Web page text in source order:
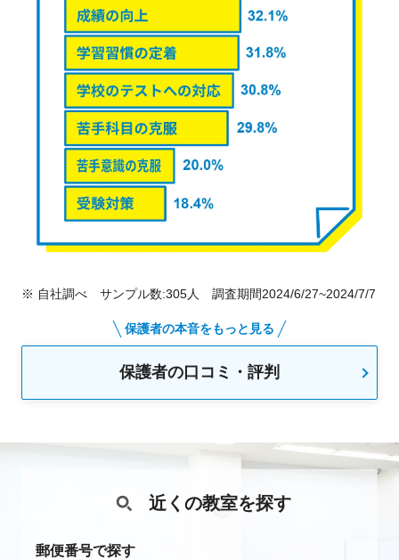
※ 自社調べ サンプル数:305人 調査期間2024/6/27~2024/7/7
保護者の本音をもっと見る
保護者の口コミ・評判
近くの教室を探す
郵便番号で探す